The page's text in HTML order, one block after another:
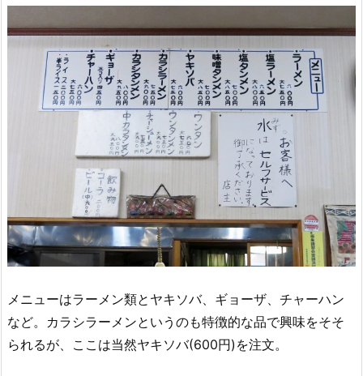
メニューはラーメン類とヤキソバ、ギョーザ、チャーハン
など。カラシラーメンというのも特徴的な品で興味をそそ
られるが、ここは当然ヤキソバ(600円)を注文。